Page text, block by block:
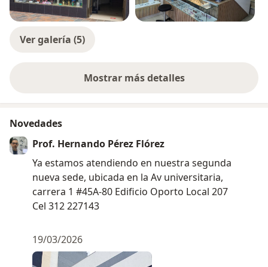
Ver galería (5)
Mostrar más detalles
sobre la experiencia
Novedades
Prof. Hernando Pérez Flórez
Ya estamos atendiendo en nuestra segunda
nueva sede, ubicada en la Av universitaria,
carrera 1 #45A-80 Edificio Oporto Local 207
Cel 312 227143
19/03/2026